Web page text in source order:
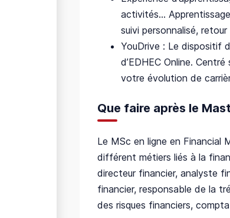
activités...
suivi personnalisé,
YouDrive : Le dispositif
d’EDHEC Online.
votre évolution de
Que faire après le
Le MSc en ligne en Financial
différent métiers liés à la
directeur financier, analyste
financier, responsable de la
des risques financiers,